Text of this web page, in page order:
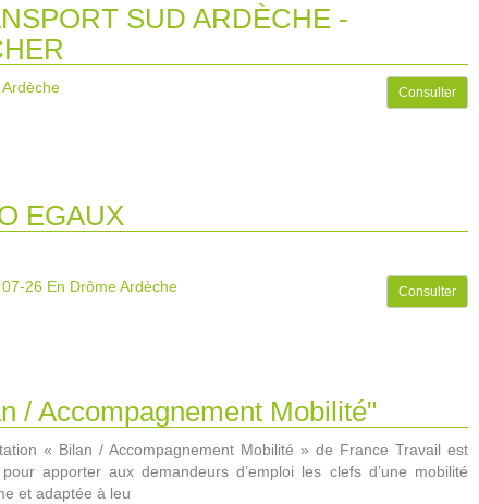
SUD ARDÈCHE -
Consulter
EGAUX
26 En Drôme Ardèche Consulter
/ Accompagnement Mobilité"
« Bilan / Accompagnement Mobilité » de France Travail est
apporter aux demandeurs d’emploi les clefs d’une mobilité
et adaptée à leu